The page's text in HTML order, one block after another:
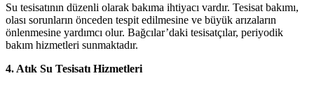
Su tesisatının düzenli olarak bakıma ihtiyacı vardır. Tesisat bakımı,
olası sorunların önceden tespit edilmesine ve büyük arızaların
önlenmesine yardımcı olur. Bağcılar’daki tesisatçılar, periyodik
bakım hizmetleri sunmaktadır.
4. Atık Su Tesisatı Hizmetleri